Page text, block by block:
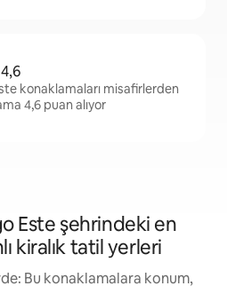
konaklamaları misafirlerden
4,6 puan alıyor
Este şehrindeki en
kiralık tatil yerleri
Bu konaklamalara konum,